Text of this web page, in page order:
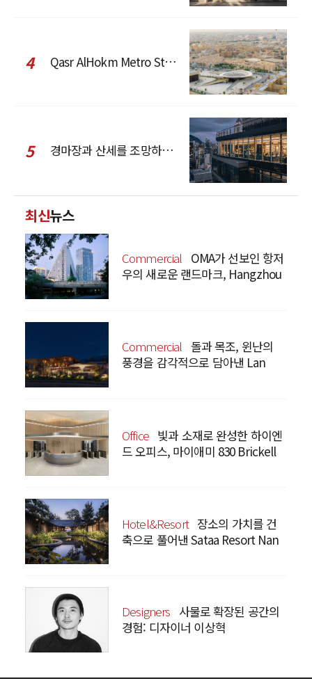
4 Qasr AlHokm Metro Station, 구도심과 현대 공공 인프라의 접점을 제안하다
5 경마장과 산세를 조망하는 CCD Hong Kong Creative Center
최신뉴스
Commercial OMA가 선보인 항저
우의 새로운 랜드마크, Hangzhou
Commercial 돌과 목조, 윈난의
풍경을 감각적으로 담아낸 Lan
Office 빛과 소재로 완성한 하이엔
드 오피스, 마이애미 830 Brickell
Hotel&Resort 장소의 가치를 건
축으로 풀어낸 Sataa Resort Nan
Designers 사물로 확장된 공간의
경험: 디자이너 이상혁